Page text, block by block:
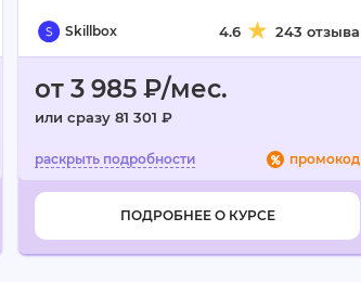
Skillbox 4.6 243 отзыва
от 3 985 ₽/мес.
или сразу 81 301 ₽
промокод
ПОДРОБНЕЕ О КУРСЕ